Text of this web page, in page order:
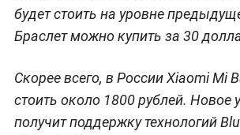
будет стоить на уровне
Браслет можно купить за 30
Скорее всего, в России Xiaomi Mi
стоить около 1800 рублей. Новое
получит поддержку технологий